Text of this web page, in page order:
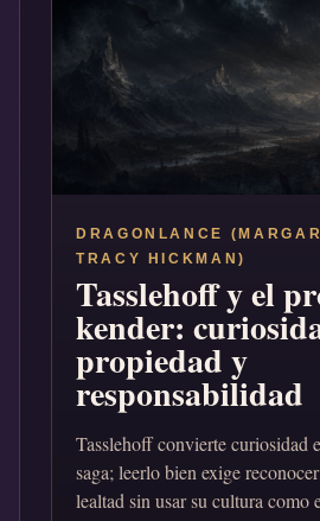
DRAGONLANCE
TRACY HICKMAN)
Tasslehoff y el
kender:
propiedad y
responsabilidad
Tasslehoff convierte curiosidad
saga; leerlo bien exige
lealtad sin usar su cultura como